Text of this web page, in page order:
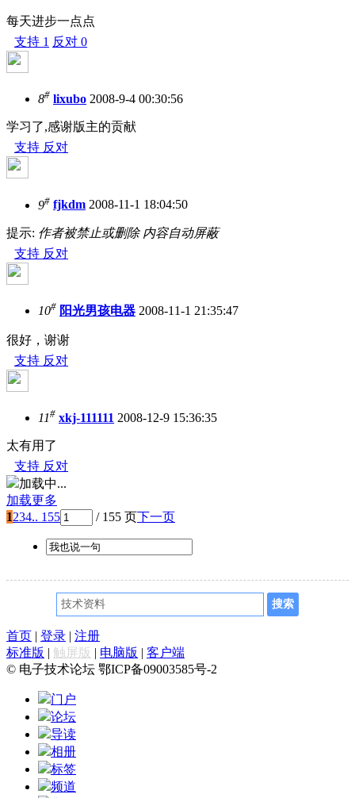
每天进步一点点
支持 1 反对 0
8# lixubo 2008-9-4 00:30:56
学习了,感谢版主的贡献
支持 反对
9# fjkdm 2008-11-1 18:04:50
提示: 作者被禁止或删除 内容自动屏蔽
支持 反对
10# 阳光男孩电器 2008-11-1 21:35:47
很好，谢谢
支持 反对
11# xkj-111111 2008-12-9 15:36:35
太有用了
支持 反对
加载中...
加载更多
1234.. 155 / 155 页下一页
首页 | 登录 | 注册
标准版 | 触屏版 | 电脑版 | 客户端
© 电子技术论坛 鄂ICP备09003585号-2
门户
论坛
导读
相册
标签
频道